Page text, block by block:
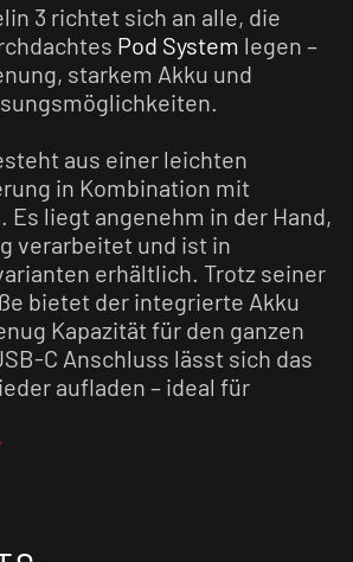
3 richtet sich an alle, die
Pod System legen –
starkem Akku und
aus einer leichten
in Kombination mit
Es liegt angenehm in der Hand,
verarbeitet und ist in
erhältlich. Trotz seiner
bietet der integrierte Akku
Kapazität für den ganzen
C Anschluss lässt sich das
aufladen – ideal für